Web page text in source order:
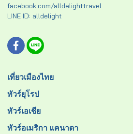
facebook.com/alldelighttravel
LINE ID: alldelight
เที่ยวเมืองไทย
ทัวร์ยุโรป
ทัวร์เอเชีย
ทัวร์อเมริกา แคนาดา